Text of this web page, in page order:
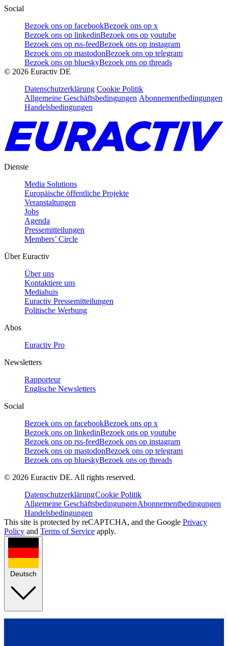
Social
Bezoek ons op facebookBezoek ons op x
Bezoek ons op linkedinBezoek ons op youtube
Bezoek ons op rss-feedBezoek ons op instagram
Bezoek ons op mastodonBezoek ons op telegram
Bezoek ons op blueskyBezoek ons op threads
© 2026 Euractiv DE
Datenschutzerklärung Cookie Politik
Allgemeine Geschäftsbedingungen Abonnementbedingungen
Handelsbedingungen
Dienste
Media Solutions
Europäische öffentliche Projekte
Veranstaltungen
Jobs
Agenda
Pressemitteilungen
Members’ Circle
Über Euractiv
Über uns
Kontaktiere uns
Mediahuis
Euractiv Pressemitteilungen
Politische Werbung
Abos
Euractiv Pro
Newsletters
Rapporteur
Englische Newsletters
Social
Bezoek ons op facebookBezoek ons op x
Bezoek ons op linkedinBezoek ons op youtube
Bezoek ons op rss-feedBezoek ons op instagram
Bezoek ons op mastodonBezoek ons op telegram
Bezoek ons op blueskyBezoek ons op threads
© 2026 Euractiv DE. All rights reserved.
DatenschutzerklärungCookie Politik
Allgemeine GeschäftsbedingungenAbonnementbedingungen
Handelsbedingungen
This site is protected by reCAPTCHA, and the Google Privacy
Policy and Terms of Service apply.
Deutsch